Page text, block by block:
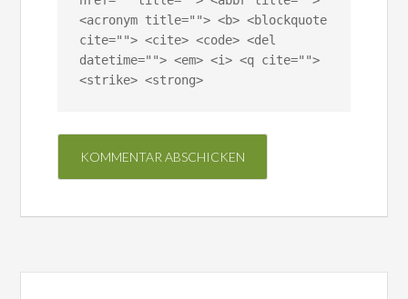
<acronym title=""> <b> <blockquote
cite=""> <cite> <code> <del
datetime=""> <em> <i> <q cite="">
<strike> <strong>